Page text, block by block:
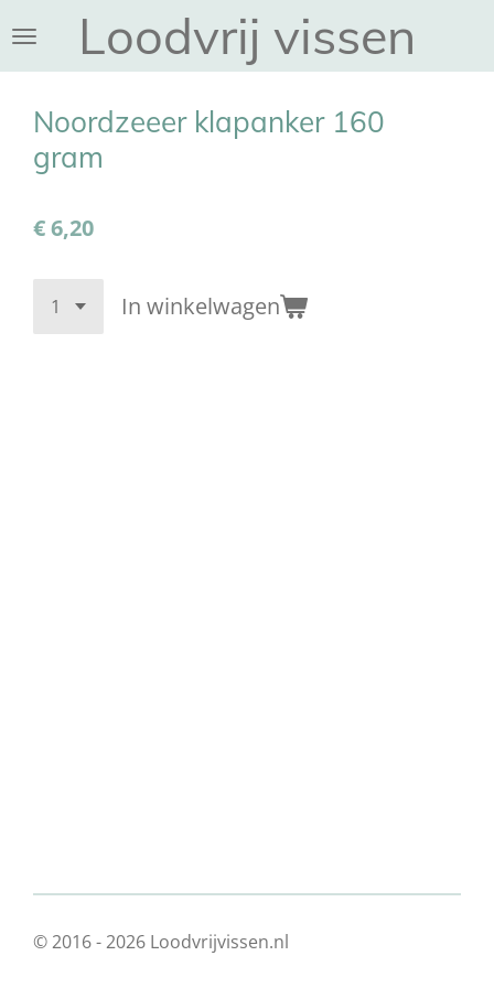
direct
naar
hoofdinhoud
Loodvrij vissen
Noordzeeer klapanker 160
gram
€ 6,20
In winkelwagen
© 2016 - 2026 Loodvrijvissen.nl